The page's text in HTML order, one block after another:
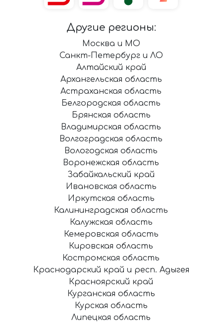
Другие регионы:
Москва и МО
Санкт-Петербург и ЛО
Алтайский край
Архангельская область
Астраханская область
Белгородская область
Брянская область
Владимирская область
Волгоградская область
Вологодская область
Воронежская область
Забайкальский край
Ивановская область
Иркутская область
Калининградская область
Калужская область
Кемеровская область
Кировская область
Костромская область
Краснодарский край и респ. Адыгея
Красноярский край
Курганская область
Курская область
Липецкая область